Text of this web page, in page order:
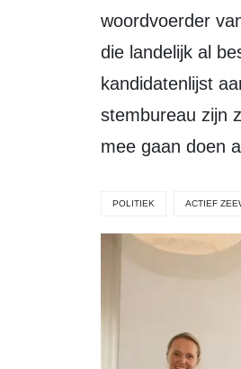
woordvoerder
die landelijk al
kandidatenlijst
stembureau zijn
mee gaan doen
POLITIEK ACTIEF